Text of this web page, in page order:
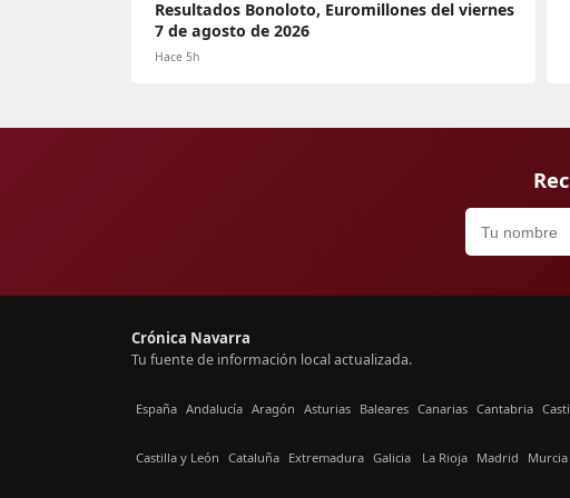
Resultados Bonoloto, Euromillones del viernes
7 de agosto de 2026
Hace 5h
Crónica Navarra
Tu fuente de información local actualizada.
España Andalucía Aragón Asturias Baleares Canarias Cantabria
Castilla y León Cataluña Extremadura Galicia La Rioja Madrid Murcia